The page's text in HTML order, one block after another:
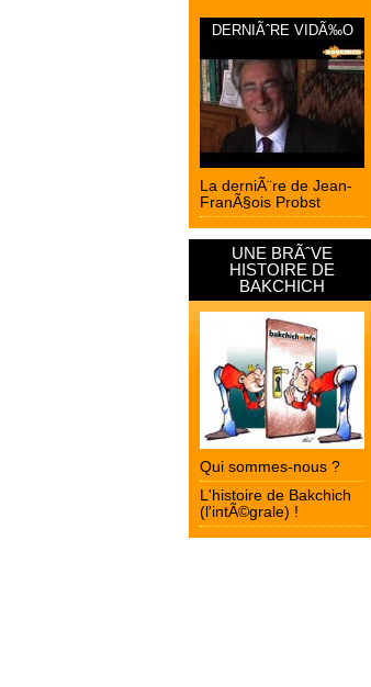
DERNIÃˆRE VIDÃ‰O
La derniÃ¨re de Jean-
FranÃ§ois Probst
UNE BRÃˆVE
HISTOIRE DE
BAKCHICH
Qui sommes-nous ?
L'histoire de Bakchich
(l'intÃ©grale) !